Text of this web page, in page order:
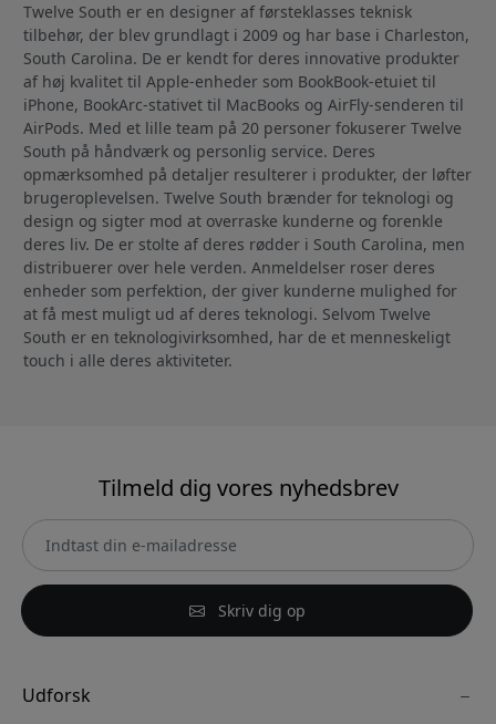
Twelve South er en designer af førsteklasses teknisk
tilbehør, der blev grundlagt i 2009 og har base i Charleston,
South Carolina. De er kendt for deres innovative produkter
af høj kvalitet til Apple-enheder som BookBook-etuiet til
iPhone, BookArc-stativet til MacBooks og AirFly-senderen til
AirPods. Med et lille team på 20 personer fokuserer Twelve
South på håndværk og personlig service. Deres
opmærksomhed på detaljer resulterer i produkter, der løfter
brugeroplevelsen. Twelve South brænder for teknologi og
design og sigter mod at overraske kunderne og forenkle
deres liv. De er stolte af deres rødder i South Carolina, men
distribuerer over hele verden. Anmeldelser roser deres
enheder som perfektion, der giver kunderne mulighed for
at få mest muligt ud af deres teknologi. Selvom Twelve
South er en teknologivirksomhed, har de et menneskeligt
touch i alle deres aktiviteter.
Tilmeld dig vores nyhedsbrev
Skriv dig op
Udforsk